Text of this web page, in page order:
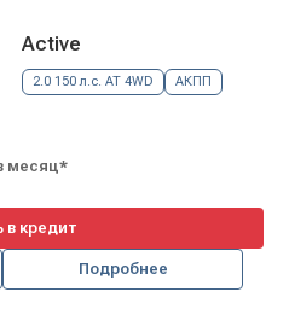
Active
2.0 150 л.с. AT 4WD АКПП
месяц*
в кредит
Подробнее